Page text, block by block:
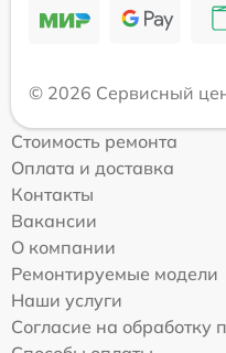
© 2026 Сервисный
Стоимость ремонта
Оплата и доставка
Контакты
Вакансии
О компании
Ремонтируемые модели
Наши услуги
Согласие на